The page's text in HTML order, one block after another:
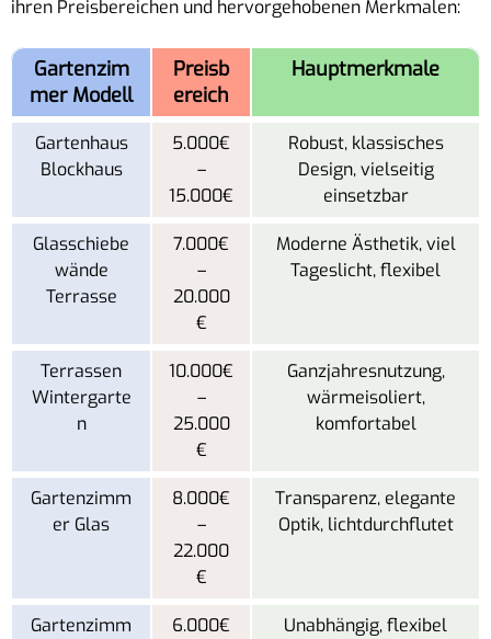
ihren Preisbereichen und hervorgehobenen Merkmalen:
Gartenzim
mer Modell
Preisb
ereich
Hauptmerkmale
Gartenhaus
Blockhaus
5.000€
–
15.000€
Robust, klassisches
Design, vielseitig
einsetzbar
Glasschiebe
wände
Terrasse
7.000€
–
20.000
€
Moderne Ästhetik, viel
Tageslicht, flexibel
Terrassen
Wintergarte
n
10.000€
–
25.000
€
Ganzjahresnutzung,
wärmeisoliert,
komfortabel
Gartenzimm
er Glas
8.000€
–
22.000
€
Transparenz, elegante
Optik, lichtdurchflutet
Gartenzimm
6.000€
Unabhängig, flexibel